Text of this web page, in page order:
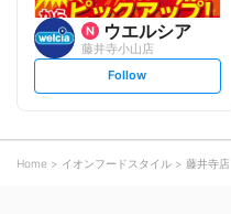
ウエルシア
藤井寺小山店
s
t
o
Follow
Home イオンフードスタイル 藤井寺店